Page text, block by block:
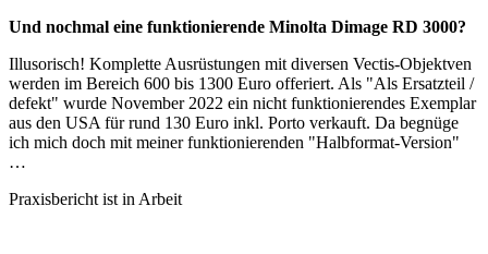
Und nochmal eine funktionierende Minolta Dimage RD 3000?
Illusorisch! Komplette Ausrüstungen mit diversen Vectis-Objektven
werden im Bereich 600 bis 1300 Euro offeriert. Als "Als Ersatzteil /
defekt" wurde November 2022 ein nicht funktionierendes Exemplar
aus den USA für rund 130 Euro inkl. Porto verkauft. Da begnüge
ich mich doch mit meiner funktionierenden "Halbformat-Version"
…
Praxisbericht ist in Arbeit